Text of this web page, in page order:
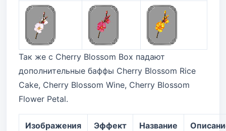
Так же с Cherry Blossom Box падают
дополнительные баффы Cherry Blossom Rice
Cake, Cherry Blossom Wine, Cherry Blossom
Flower Petal.
Изображения Эффект Название